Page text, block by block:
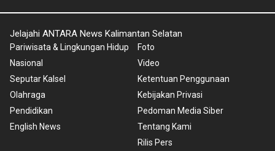
Jelajahi ANTARA News Kalimantan Selatan
Pariwisata & Lingkungan Hidup
Nasional
Seputar Kalsel
Olahraga
Pendidikan
English News
Foto
Video
Ketentuan Penggunaan
Kebijakan Privasi
Pedoman Media Siber
Tentang Kami
Rilis Pers